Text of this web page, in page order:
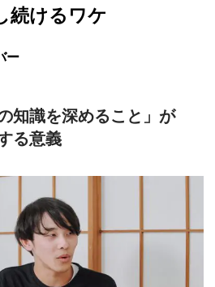
続けるワケ
ー
知識を深めること」が
る意義